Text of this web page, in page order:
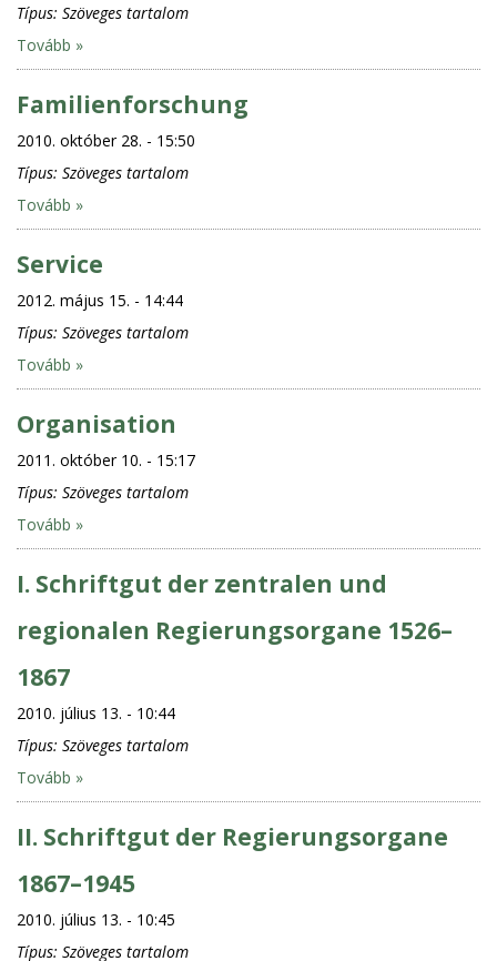
Típus: Szöveges tartalom
Tovább »
Familienforschung
2010. október 28. - 15:50
Típus: Szöveges tartalom
Tovább »
Service
2012. május 15. - 14:44
Típus: Szöveges tartalom
Tovább »
Organisation
2011. október 10. - 15:17
Típus: Szöveges tartalom
Tovább »
I. Schriftgut der zentralen und
regionalen Regierungsorgane 1526–
1867
2010. július 13. - 10:44
Típus: Szöveges tartalom
Tovább »
II. Schriftgut der Regierungsorgane
1867–1945
2010. július 13. - 10:45
Típus: Szöveges tartalom